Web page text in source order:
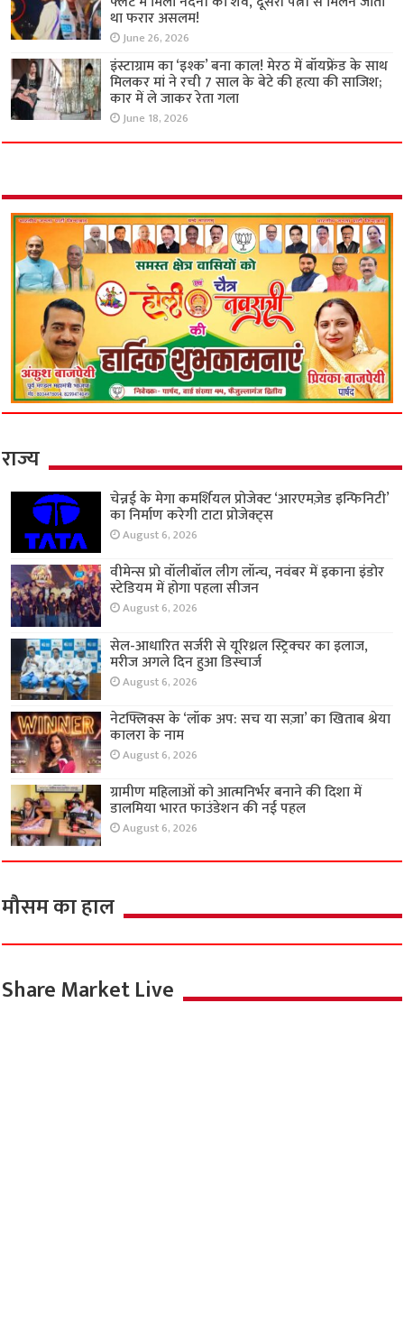
था फरार असलम!
June 26, 2026
इंस्टाग्राम का ‘इश्क’ बना काल! मेरठ में बॉयफ्रेंड के साथ
मिलकर मां ने रची 7 साल के बेटे की हत्या की साजिश;
कार में ले जाकर रेता गला
June 18, 2026
राज्य
चेन्नई के मेगा कमर्शियल प्रोजेक्ट ‘आरएमज़ेड इन्फिनिटी’
का निर्माण करेगी टाटा प्रोजेक्ट्स
August 6, 2026
वीमेन्स प्रो वॉलीबॉल लीग लॉन्च, नवंबर में इकाना इंडोर
स्टेडियम में होगा पहला सीजन
August 6, 2026
सेल-आधारित सर्जरी से यूरिथ्रल स्ट्रिक्चर का इलाज,
मरीज अगले दिन हुआ डिस्चार्ज
August 6, 2026
नेटफ्लिक्स के ‘लॉक अप: सच या सज़ा’ का खिताब श्रेया
कालरा के नाम
August 6, 2026
ग्रामीण महिलाओं को आत्मनिर्भर बनाने की दिशा में
डालमिया भारत फाउंडेशन की नई पहल
August 6, 2026
मौसम का हाल
Share Market Live